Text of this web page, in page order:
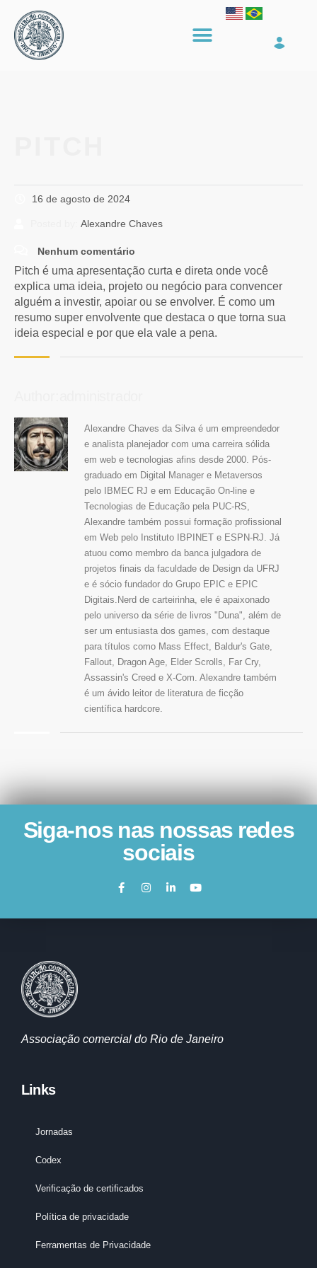
16 de agosto de 2024
Alexandre Chaves
Nenhum comentário
Pitch é uma apresentação curta e direta onde você
explica uma ideia, projeto ou negócio para convencer
alguém a investir, apoiar ou se envolver. É como um
resumo super envolvente que destaca o que torna sua
ideia especial e por que ela vale a pena.
Alexandre Chaves da Silva é um empreendedor
e analista planejador com uma carreira sólida
em web e tecnologias afins desde 2000. Pós-
graduado em Digital Manager e Metaversos
pelo IBMEC RJ e em Educação On-line e
Tecnologias de Educação pela PUC-RS,
Alexandre também possui formação profissional
em Web pelo Instituto IBPINET e ESPN-RJ. Já
atuou como membro da banca julgadora de
projetos finais da faculdade de Design da UFRJ
e é sócio fundador do Grupo EPIC e EPIC
Digitais.Nerd de carteirinha, ele é apaixonado
pelo universo da série de livros "Duna", além de
ser um entusiasta dos games, com destaque
para títulos como Mass Effect, Baldur's Gate,
Fallout, Dragon Age, Elder Scrolls, Far Cry,
Assassin's Creed e X-Com. Alexandre também
é um ávido leitor de literatura de ficção
científica hardcore.
Siga-nos nas nossas redes
sociais
Associação comercial do Rio de Janeiro
Links
Jornadas
Codex
Verificação de certificados
Política de privacidade
Ferramentas de Privacidade